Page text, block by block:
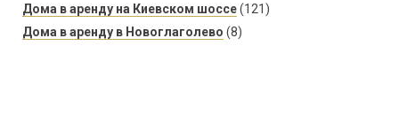
Дома в аренду на Киевском шоссе(121)
Дома в аренду в Новоглаголево (8)